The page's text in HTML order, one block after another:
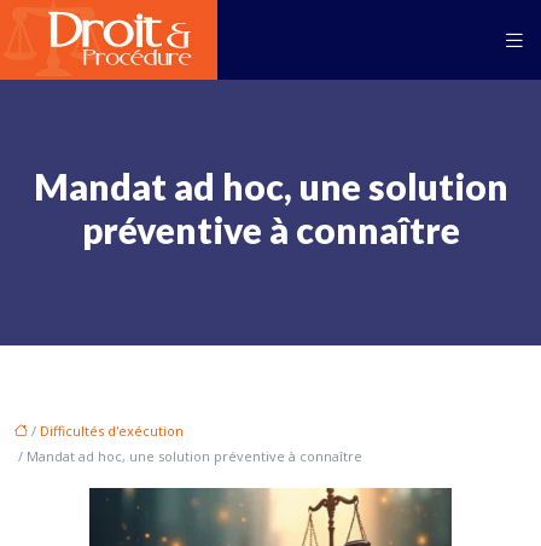
Mandat ad hoc, une solution
préventive à connaître
/ Difficultés d'exécution
/ Mandat ad hoc, une solution préventive à connaître